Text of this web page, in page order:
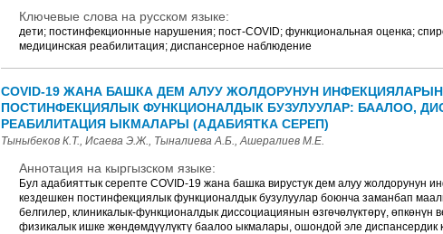
Ключевые слова на русском языке:
дети; постинфекционные нарушения; пост-COVID; функциональная оценка;
медицинская реабилитация; диспансерное наблюдение
COVID-19 ЖАНА БАШКА ДЕМ АЛУУ ЖОЛДОРУНУН
ПОСТИНФЕКЦИЯЛЫК ФУНКЦИОНАЛДЫК БУЗУЛУУЛАР: БААЛОО,
РЕАБИЛИТАЦИЯ ЫКМАЛАРЫ (АДАБИЯТКА СЕРЕП)
Тыныбеков К.Т., Исаева Э.Ж., Тыналиева А.Б., Ашералиев М.Е.
Аннотация на кыргызском языке:
Бул адабияттык серепте COVID-19 жана башка вирустук дем алуу жолдорунун
кездешкен постинфекциялык функционалдык бузулуулар боюнча заманбап
белгилер, клиникалык-функционалдык диссоциациянын өзгөчөлүктөрү,
физикалык ишке жөндөмдүүлүктү баалоо ыкмалары, ошондой эле